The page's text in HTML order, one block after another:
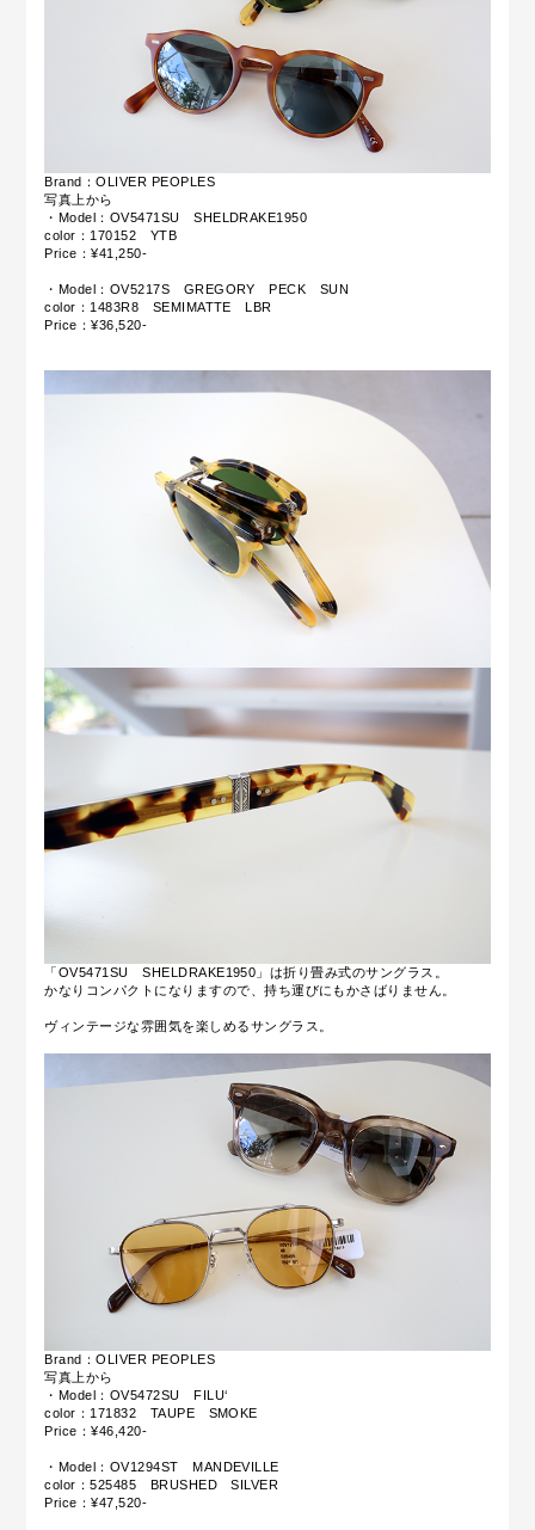
Brand：OLIVER PEOPLES
写真上から
・Model：OV5471SU SHELDRAKE1950
color：170152 YTB
Price：¥41,250-
・Model：OV5217S GREGORY PECK SUN
color：1483R8 SEMIMATTE LBR
Price：¥36,520-
「OV5471SU SHELDRAKE1950」は折り畳み式のサングラス。
かなりコンパクトになりますので、持ち運びにもかさばりません。
ヴィンテージな雰囲気を楽しめるサングラス。
Brand：OLIVER PEOPLES
写真上から
・Model：OV5472SU FILU‘
color：171832 TAUPE SMOKE
Price：¥46,420-
・Model：OV1294ST MANDEVILLE
color：525485 BRUSHED SILVER
Price：¥47,520-